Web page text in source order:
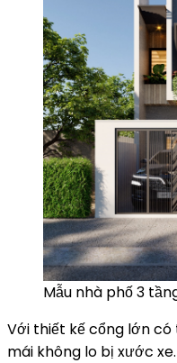
Mẫu nhà phố 3
Với thiết kế cổng lớn
mái không lo bị xước